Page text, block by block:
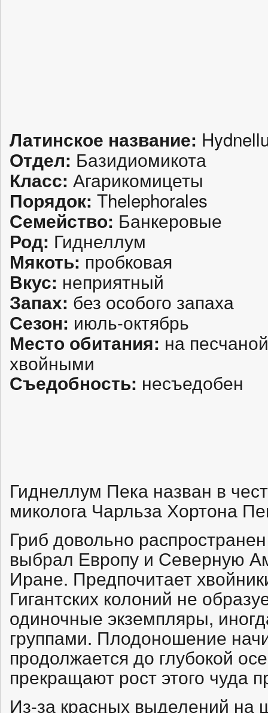
Латинское название:
Отдел: Базидиомикота
Класс: Агарикомицеты
Порядок: Thelephorales
Семейство: Банкеровые
Род: Гиднеллум
Мякоть: пробковая
Вкус: неприятный
Запах: без особого запаха
Сезон: июль-октябрь
Место обитания: на
хвойными
Съедобность: несъедобен
Гиднеллум Пека назван в
миколога Чарльза Хортона
Гриб довольно
выбрал Европу и Северную
Иране. Предпочитает
Гигантских колоний не
одиночные экземпляры,
группами. Плодоношение
продолжается до глубокой
прекращают рост этого чуда
Из-за красных выделений на